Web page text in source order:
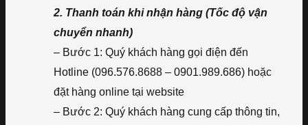
2. Thanh toán khi nhận hàng (Tốc độ vận
chuyển nhanh)
– Bước 1: Quý khách hàng gọi điện đến
Hotline (096.576.8688 – 0901.989.686) hoặc
đặt hàng online tại website
– Bước 2: Quý khách hàng cung cấp thông tin,